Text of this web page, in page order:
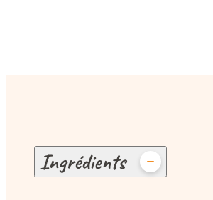
Ingrédients